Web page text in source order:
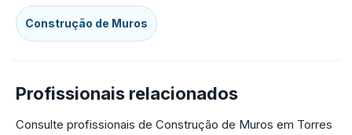
Construção de Muros
Profissionais relacionados
Consulte profissionais de Construção de Muros em Torres